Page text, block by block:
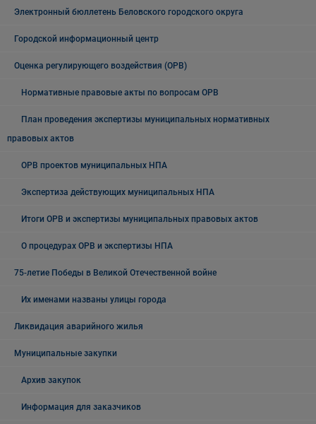
Электронный бюллетень Беловского городского округа
Городской информационный центр
Оценка регулирующего воздействия (ОРВ)
Нормативные правовые акты по вопросам ОРВ
План проведения экспертизы муниципальных нормативных
правовых актов
ОРВ проектов муниципальных НПА
Экспертиза действующих муниципальных НПА
Итоги ОРВ и экспертизы муниципальных правовых актов
О процедурах ОРВ и экспертизы НПА
75-летие Победы в Великой Отечественной войне
Их именами названы улицы города
Ликвидация аварийного жилья
Муниципальные закупки
Архив закупок
Информация для заказчиков